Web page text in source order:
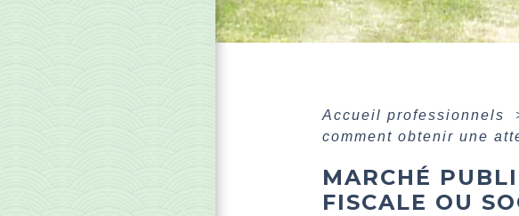
Accueil professionnels
comment obtenir une
MARCHÉ
FISCALE OU